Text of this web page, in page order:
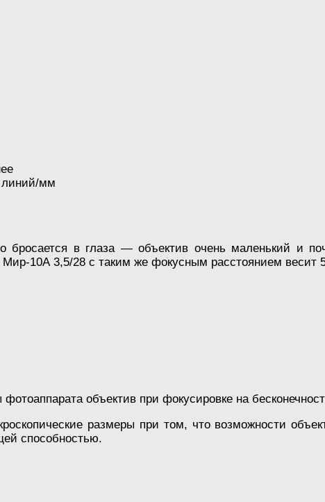
линий/мм
бросается в глаза — объектив очень маленький и
Мир-10А 3,5/28 с таким же фокусным расстоянием весит
объектив при фокусировке на
размеры при том, что возможности
способностью.